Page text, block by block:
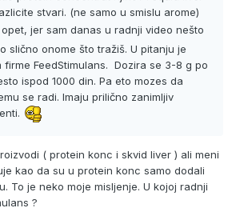
stvari. (ne samo u smislu arome)
jer sam danas u radnji video nešto
slično onome što tražiš. U pitanju je
firme FeedStimulans. Dozira se 3-8 g po
ispod 1000 din. Pa eto mozes da
se radi. Imaju prilično zanimljiv
( protein konc i skvid liver ) ali meni
kao da su u protein konc samo dodali
To je neko moje misljenje. U kojoj radnji
?